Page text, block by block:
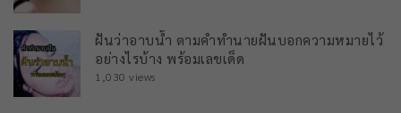
ฝันว่าอาบน้ำ ตามคำทำนายฝันบอกความหมายไว้
อย่างไรบ้าง พร้อมเลขเด็ด
1,030 views